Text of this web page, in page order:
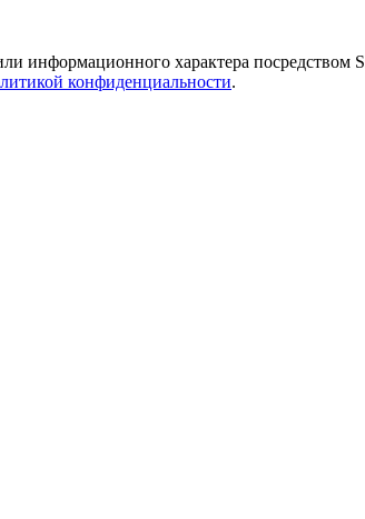
информационного характера посредством
конфиденциальности.